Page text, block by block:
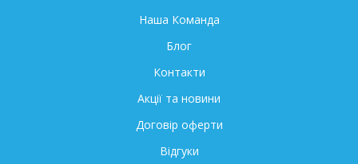
Наша Команда
Блог
Контакти
Акції та новини
Договір оферти
Відгуки